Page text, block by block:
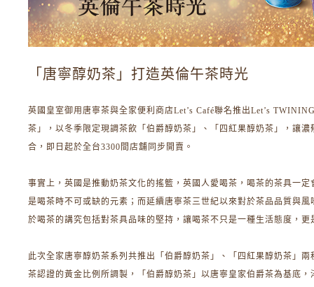
「唐寧醇奶茶」打造英倫午茶時光
英國皇室御用唐寧茶與全家便利商店Let’s Café聯名推出Let’s
茶」，以冬季限定現調茶飲「伯爵醇奶茶」、「四紅果醇奶茶」，讓濃
合，即日起於全台3300間店舖同步開賣。
事實上，英國是推動奶茶文化的搖籃，英國人愛喝茶，喝茶的茶具一定
是喝茶時不可或缺的元素；而延續唐寧茶三世紀以來對於茶品品質與風
於喝茶的講究包括對茶具品味的堅持，讓喝茶不只是一種生活態度，更
此次全家唐寧醇奶茶系列共推出「伯爵醇奶茶」、「四紅果醇奶茶」兩
茶認證的黃金比例所調製，「伯爵醇奶茶」以唐寧皇家伯爵茶為基底，